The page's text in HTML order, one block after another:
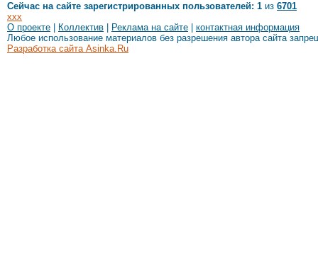
Сейчас на сайте зарегистрированных пользователей: 1 из 6701
xxx
О проекте
Коллектив Реклама на сайте
контактная информация
Любое использование материалов без разрешения автора сайта
Разработка сайта Asinka.Ru